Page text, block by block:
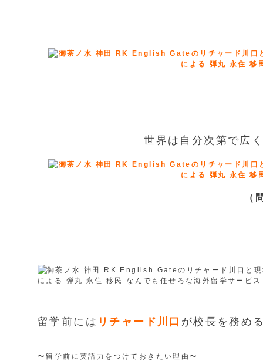
世界は自分次第で広
（
留学前には リチャード川口 が校長を務め
〜留学前に英語力をつけておきたい理由〜